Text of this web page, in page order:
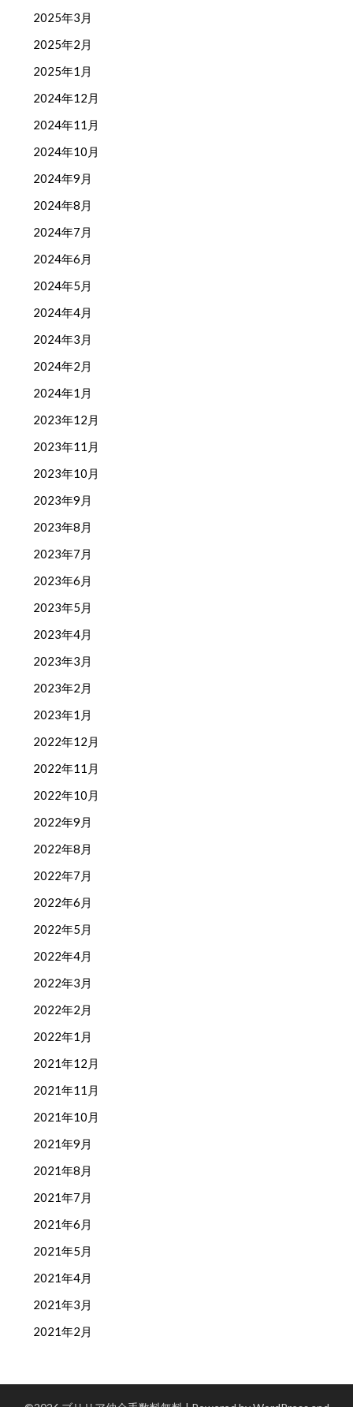
2025年3月
2025年2月
2025年1月
2024年12月
2024年11月
2024年10月
2024年9月
2024年8月
2024年7月
2024年6月
2024年5月
2024年4月
2024年3月
2024年2月
2024年1月
2023年12月
2023年11月
2023年10月
2023年9月
2023年8月
2023年7月
2023年6月
2023年5月
2023年4月
2023年3月
2023年2月
2023年1月
2022年12月
2022年11月
2022年10月
2022年9月
2022年8月
2022年7月
2022年6月
2022年5月
2022年4月
2022年3月
2022年2月
2022年1月
2021年12月
2021年11月
2021年10月
2021年9月
2021年8月
2021年7月
2021年6月
2021年5月
2021年4月
2021年3月
2021年2月